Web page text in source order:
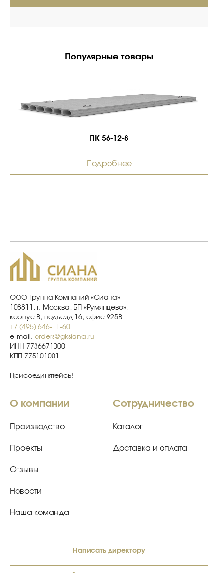
Популярные товары
ПК 56-12-8
Подробнее
ООО Группа Компаний «Сиана»
108811, г. Москва, БП «Румянцево»,
корпус В, подъезд 16, офис 925В
+7 (495) 646-11-60
e-mail: orders@gksiana.ru
ИНН 7736671000
КПП 775101001
Присоединятейсь!
О компании
Производство
Проекты
Отзывы
Новости
Наша команда
Сотрудничество
Каталог
Доставка и оплата
Написать директору